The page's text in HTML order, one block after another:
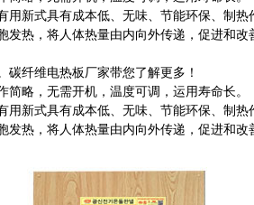
式具有成本低、无味、节能环保、制热
，将人体热量由内向外传递，促进和改
纤维电热板厂家带您了解更多！
略，无需开机，温度可调，运用寿命长。
式具有成本低、无味、节能环保、制热
，将人体热量由内向外传递，促进和改